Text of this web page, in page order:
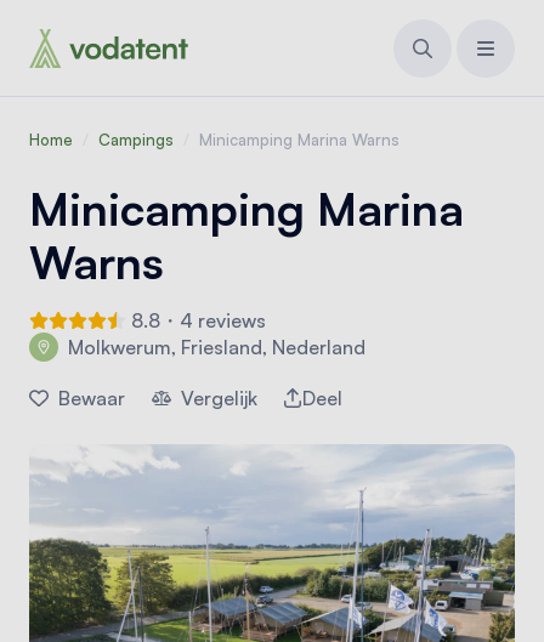
Home Campings Minicamping Marina Warns
Minicamping Marina
Warns
8.8・4 reviews
Molkwerum, Friesland, Nederland
Bewaar Vergelijk Deel